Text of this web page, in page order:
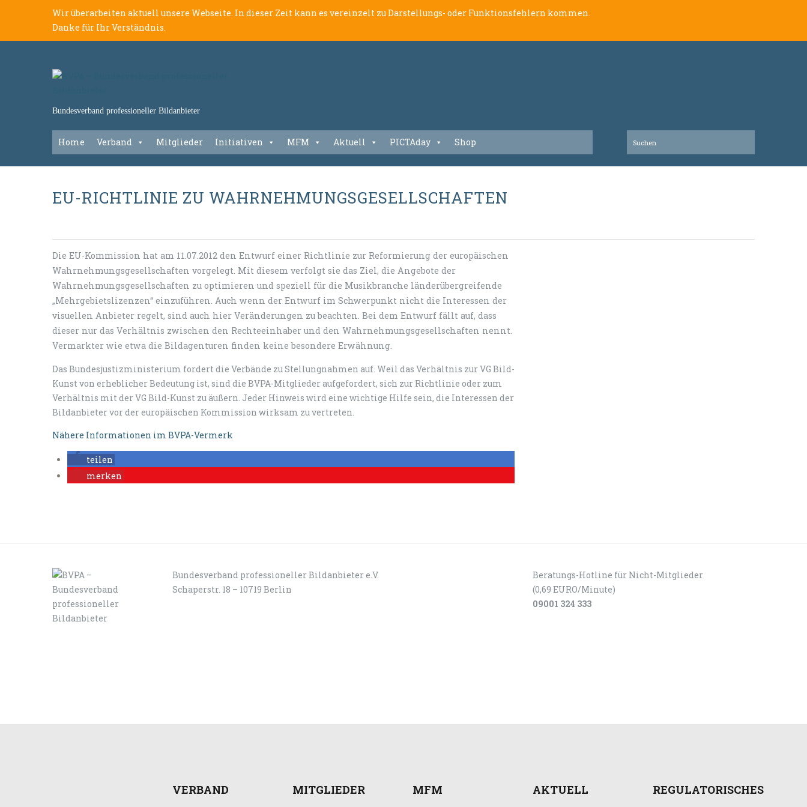
Wir überarbeiten aktuell unsere Webseite. In dieser Zeit kann es vereinzelt zu Darstellungs- oder Funktionsfehlern kommen.
Danke für Ihr Verständnis.
Bundesverband professioneller Bildanbieter
Home Verband Mitglieder Initiativen MFM Aktuell PICTAday Shop
EU-RICHTLINIE ZU WAHRNEHMUNGSGESELLSCHAFTEN
Die EU-Kommission hat am 11.07.2012 den Entwurf einer Richtlinie zur Reformierung der europäischen
Wahrnehmungsgesellschaften vorgelegt. Mit diesem verfolgt sie das Ziel, die Angebote der
Wahrnehmungsgesellschaften zu optimieren und speziell für die Musik­branche länderübergreifende
„Mehrgebietslizenzen“ einzuführen. Auch wenn der Entwurf im Schwer­punkt nicht die Interessen der
visuellen Anbieter regelt, sind auch hier Veränderungen zu beachten. Bei dem Entwurf fällt auf, dass
dieser nur das Verhältnis zwischen den Rechteeinhaber und den Wahrnehmungsgesellschaften nennt.
Vermarkter wie etwa die Bildagenturen finden keine besondere Erwähnung.
Das Bundesjustiz­ministerium fordert die Verbände zu Stellungnahmen auf. Weil das Verhältnis zur VG Bild-
Kunst von erheblicher Bedeutung ist, sind die BVPA-Mitglieder aufgefordert, sich zur Richtlinie oder zum
Verhältnis mit der VG Bild-Kunst zu äußern. Jeder Hinweis wird eine wichtige Hilfe sein, die Interessen der
Bildanbieter vor der europäischen Kommission wirk­sam zu vertreten.
Nähere Informationen im BVPA-Vermerk
teilen
merken
Bundesverband professioneller Bildanbieter e.V.
Schaperstr. 18 – 10719 Berlin
Beratungs-Hotline für Nicht-Mitglieder
(0,69 EURO/Minute)
09001 324 333
VERBAND MITGLIEDER MFM AKTUELL REGULATORISCHES